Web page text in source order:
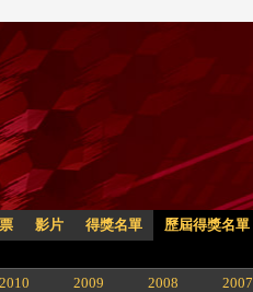
影片 得獎名單 歷屆得獎名單
2010 2009 2008 2007